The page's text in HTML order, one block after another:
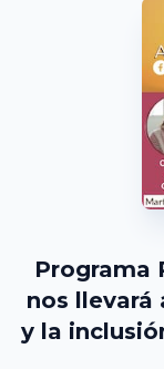
Programa
nos llevará
y la